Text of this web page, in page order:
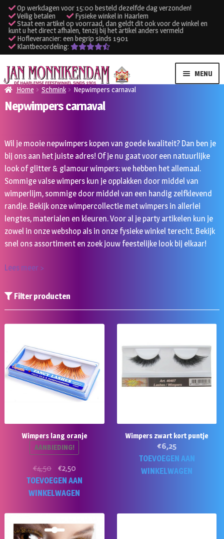
Op werkdagen voor 15:00 besteld dezelfde dag verzonden!
Veilig betalen
Fysieke winkel in Haarlem
Staat een artikel op voorraad, dan geldt dit ook voor de winkel en
kunt u het direct afhalen, tenzij bij het artikel anders vermeld
Hofleverancier: een begrip sinds 1901
Klantbeoordeling:
Ga
door
naar
navigatie
Ga
naar
de
inhoud
MENU
Verhuur kleding
Onze winkel
Klantenservice
Inloggen
Home Schmink Nepwimpers carnaval
Nepwimpers carnaval
Wil je mooie nepwimpers kopen van goede kwaliteit? Dan ben je
bij ons aan het juiste adres! Of je nu gaat voor een natuurlijke
look of glitter & glamour wimpers: we hebben het allemaal.
Sommige valse wimpers kun je opplakken door middel van
wimperlijm, sommige door middel van een handig zelfklevend
randje. Bekijk onze wimpercollectie met wimpers in allerlei
lengtes, materialen en kleuren.Voor al je party artikelen kun je
zowel in onze webshop als in onze fysieke winkel terecht. Bekijk
snel ons assortiment en zoek jouw feestelijke look bij elkaar!
Lees meer >
Filter producten
Wimpers lang oranje
AANBIEDING!
€4,50
Oorspronkelijke
prijs
was:
€2,50Huidige
prijs
is:
TOEVOEGEN AAN
WINKELWAGEN
Wimpers zwart kort puntje
€6,25
TOEVOEGEN AAN
WINKELWAGEN